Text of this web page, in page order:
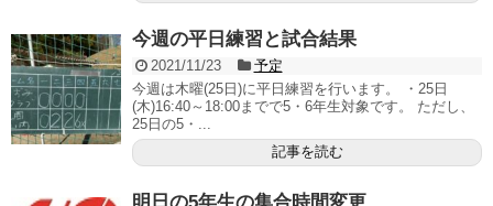
今週の平日練習と試合結果
2021/11/23
予定
今週は木曜(25日)に平日練習を行います。 ・25日
(木)16:40～18:00までで5・6年生対象です。 ただし、
25日の5・...
記事を読む